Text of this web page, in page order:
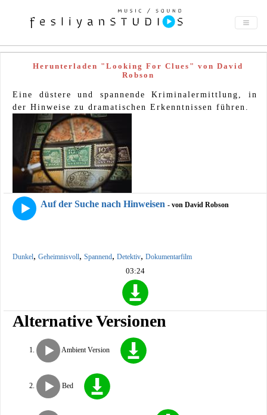
Herunterladen "Looking For Clues" von David
Robson
Eine düstere und spannende Kriminalermittlung, in
der Hinweise zu dramatischen Erkenntnissen führen.
Auf der Suche nach Hinweisen - von David Robson
Dunkel, Geheimnisvoll, Spannend, Detektiv, Dokumentarfilm
03:24
Alternative Versionen
Ambient Version
Bed